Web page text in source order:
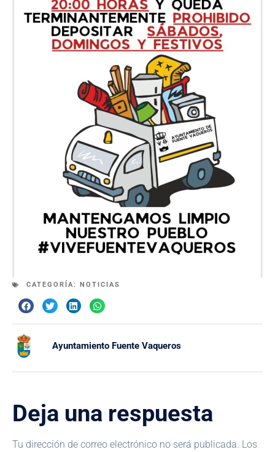
CATEGORÍA: NOTICIAS
Ayuntamiento Fuente Vaqueros
Deja una respuesta
Tu dirección de correo electrónico no será publicada. Los